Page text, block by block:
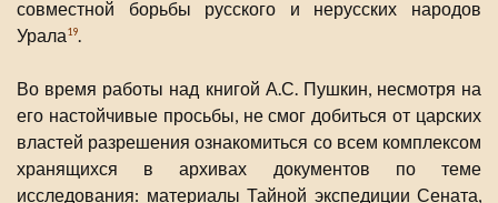
совместной борьбы русского и нерусских народов
Урала19.
Во время работы над книгой А.С. Пушкин, несмотря на
его настойчивые просьбы, не смог добиться от царских
властей разрешения ознакомиться со всем комплексом
хранящихся в архивах документов по теме
исследования: материалы Тайной экспедиции Сената,